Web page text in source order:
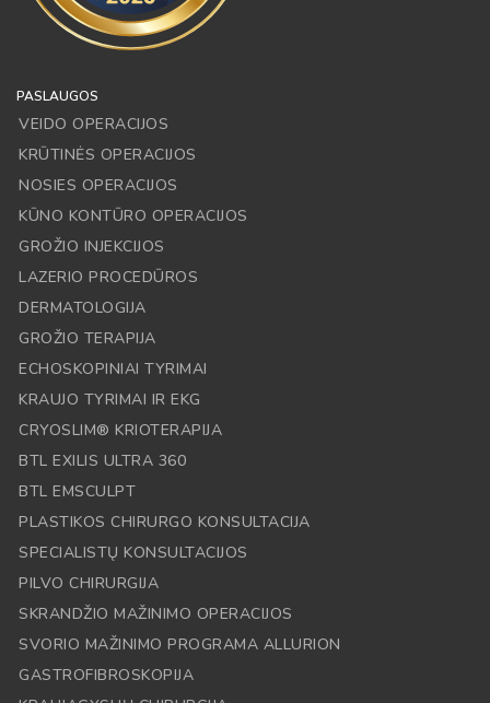
PASLAUGOS
VEIDO OPERACIJOS
KRŪTINĖS OPERACIJOS
NOSIES OPERACIJOS
KŪNO KONTŪRO OPERACIJOS
GROŽIO INJEKCIJOS
LAZERIO PROCEDŪROS
DERMATOLOGIJA
GROŽIO TERAPIJA
ECHOSKOPINIAI TYRIMAI
KRAUJO TYRIMAI IR EKG
CRYOSLIM® KRIOTERAPIJA
BTL EXILIS ULTRA 360
BTL EMSCULPT
PLASTIKOS CHIRURGO KONSULTACIJA
SPECIALISTŲ KONSULTACIJOS
PILVO CHIRURGIJA
SKRANDŽIO MAŽINIMO OPERACIJOS
SVORIO MAŽINIMO PROGRAMA ALLURION
GASTROFIBROSKOPIJA